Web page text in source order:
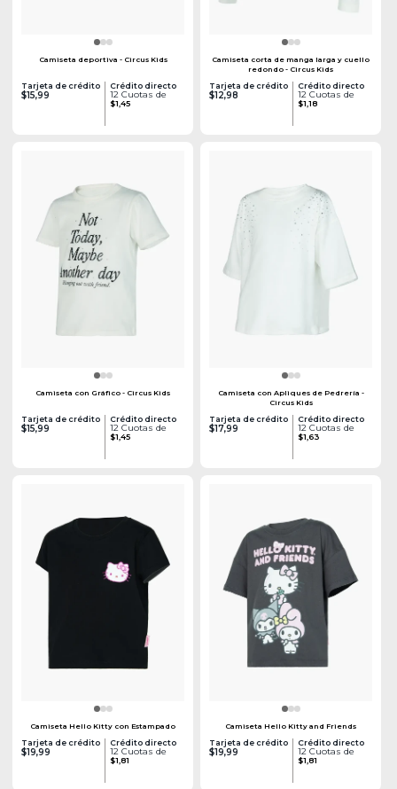
Camiseta deportiva - Circus Kids
Tarjeta de crédito
$15,99
Crédito directo
12 Cuotas de
$1,45
Camiseta corta de manga larga y cuello
redondo - Circus Kids
Tarjeta de crédito
$12,98
Crédito directo
12 Cuotas de
$1,18
Camiseta con Gráfico - Circus Kids
Tarjeta de crédito
$15,99
Crédito directo
12 Cuotas de
$1,45
Camiseta con Apliques de Pedrería -
Circus Kids
Tarjeta de crédito
$17,99
Crédito directo
12 Cuotas de
$1,63
Camiseta Hello Kitty con Estampado
Tarjeta de crédito
$19,99
Crédito directo
12 Cuotas de
$1,81
Camiseta Hello Kitty and Friends
Tarjeta de crédito
$19,99
Crédito directo
12 Cuotas de
$1,81